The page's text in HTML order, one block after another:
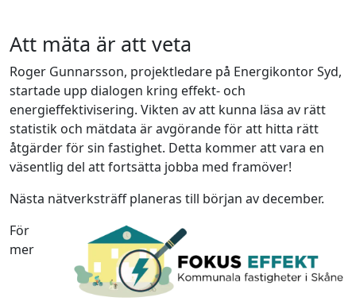
Att mäta är att veta
Roger Gunnarsson, projektledare på Energikontor Syd,
startade upp dialogen kring effekt- och
energieffektivisering. Vikten av att kunna läsa av rätt
statistik och mätdata är avgörande för att hitta rätt
åtgärder för sin fastighet. Detta kommer att vara en
väsentlig del att fortsätta jobba med framöver!
Nästa nätverksträff planeras till början av december.
För
mer